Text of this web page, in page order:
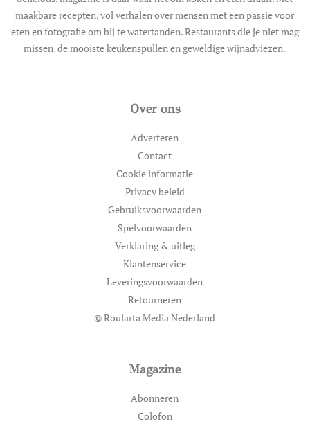
maakbare recepten, vol verhalen over mensen met een passie voor
eten en fotografie om bij te watertanden. Restaurants die je niet mag
missen, de mooiste keukenspullen en geweldige wijnadviezen.
Over ons
Adverteren
Contact
Cookie informatie
Privacy beleid
Gebruiksvoorwaarden
Spelvoorwaarden
Verklaring & uitleg
Klantenservice
Leveringsvoorwaarden
Retourneren
© Roularta Media Nederland
Magazine
Abonneren
Colofon